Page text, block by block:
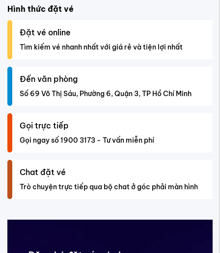
Hình thức đặt vé
Đặt vé online
Tìm kiếm vé nhanh nhất với giá rẻ và tiện lợi nhất
Đến văn phòng
Số 69 Võ Thị Sáu, Phường 6, Quận 3, TP Hồ Chí Minh
Gọi trực tiếp
Gọi ngay số 1900 3173 - Tư vấn miễn phí
Chat đặt vé
Trò chuyện trực tiếp qua bộ chat ở góc phải màn hình